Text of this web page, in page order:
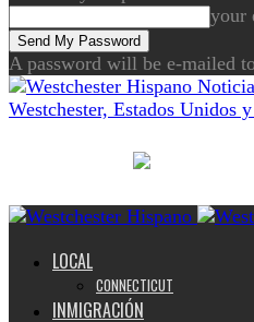
your
A password will be e-mailed
Westchester, Estados Unidos
LOCAL
CONNECTICUT
INMIGRACIÓN